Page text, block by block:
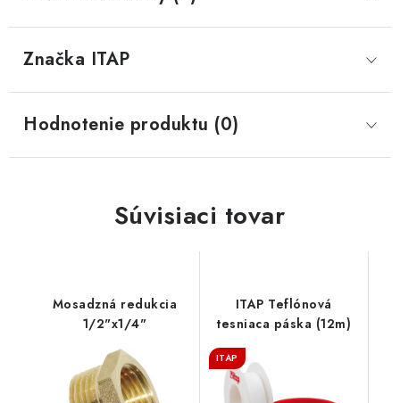
Značka ITAP
Hodnotenie produktu (0)
Súvisiaci tovar
Mosadzná redukcia
1/2"x1/4"
ITAP Teflónová
tesniaca páska (12m)
ITAP